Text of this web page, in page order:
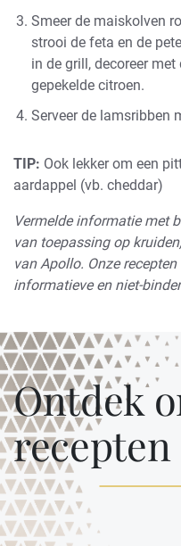
Smeer de maiskolven
strooi de feta en de
in de grill, decoreer met
gepekelde citroen.
Serveer de lamsribben
TIP: Ook lekker om een
aardappel (vb. cheddar)
Vermelde informatie met
van toepassing op
van Apollo. Onze
informatieve en niet-
Ontdek
recepten